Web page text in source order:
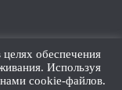
обеспечения
Используя
нами cookie-файлов.